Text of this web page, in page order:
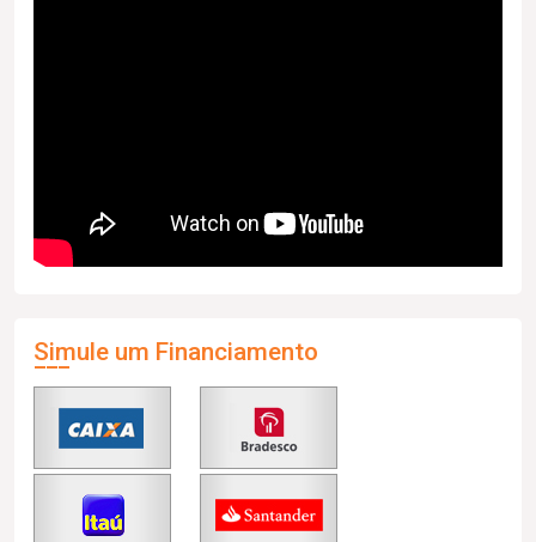
Simule um Financiamento